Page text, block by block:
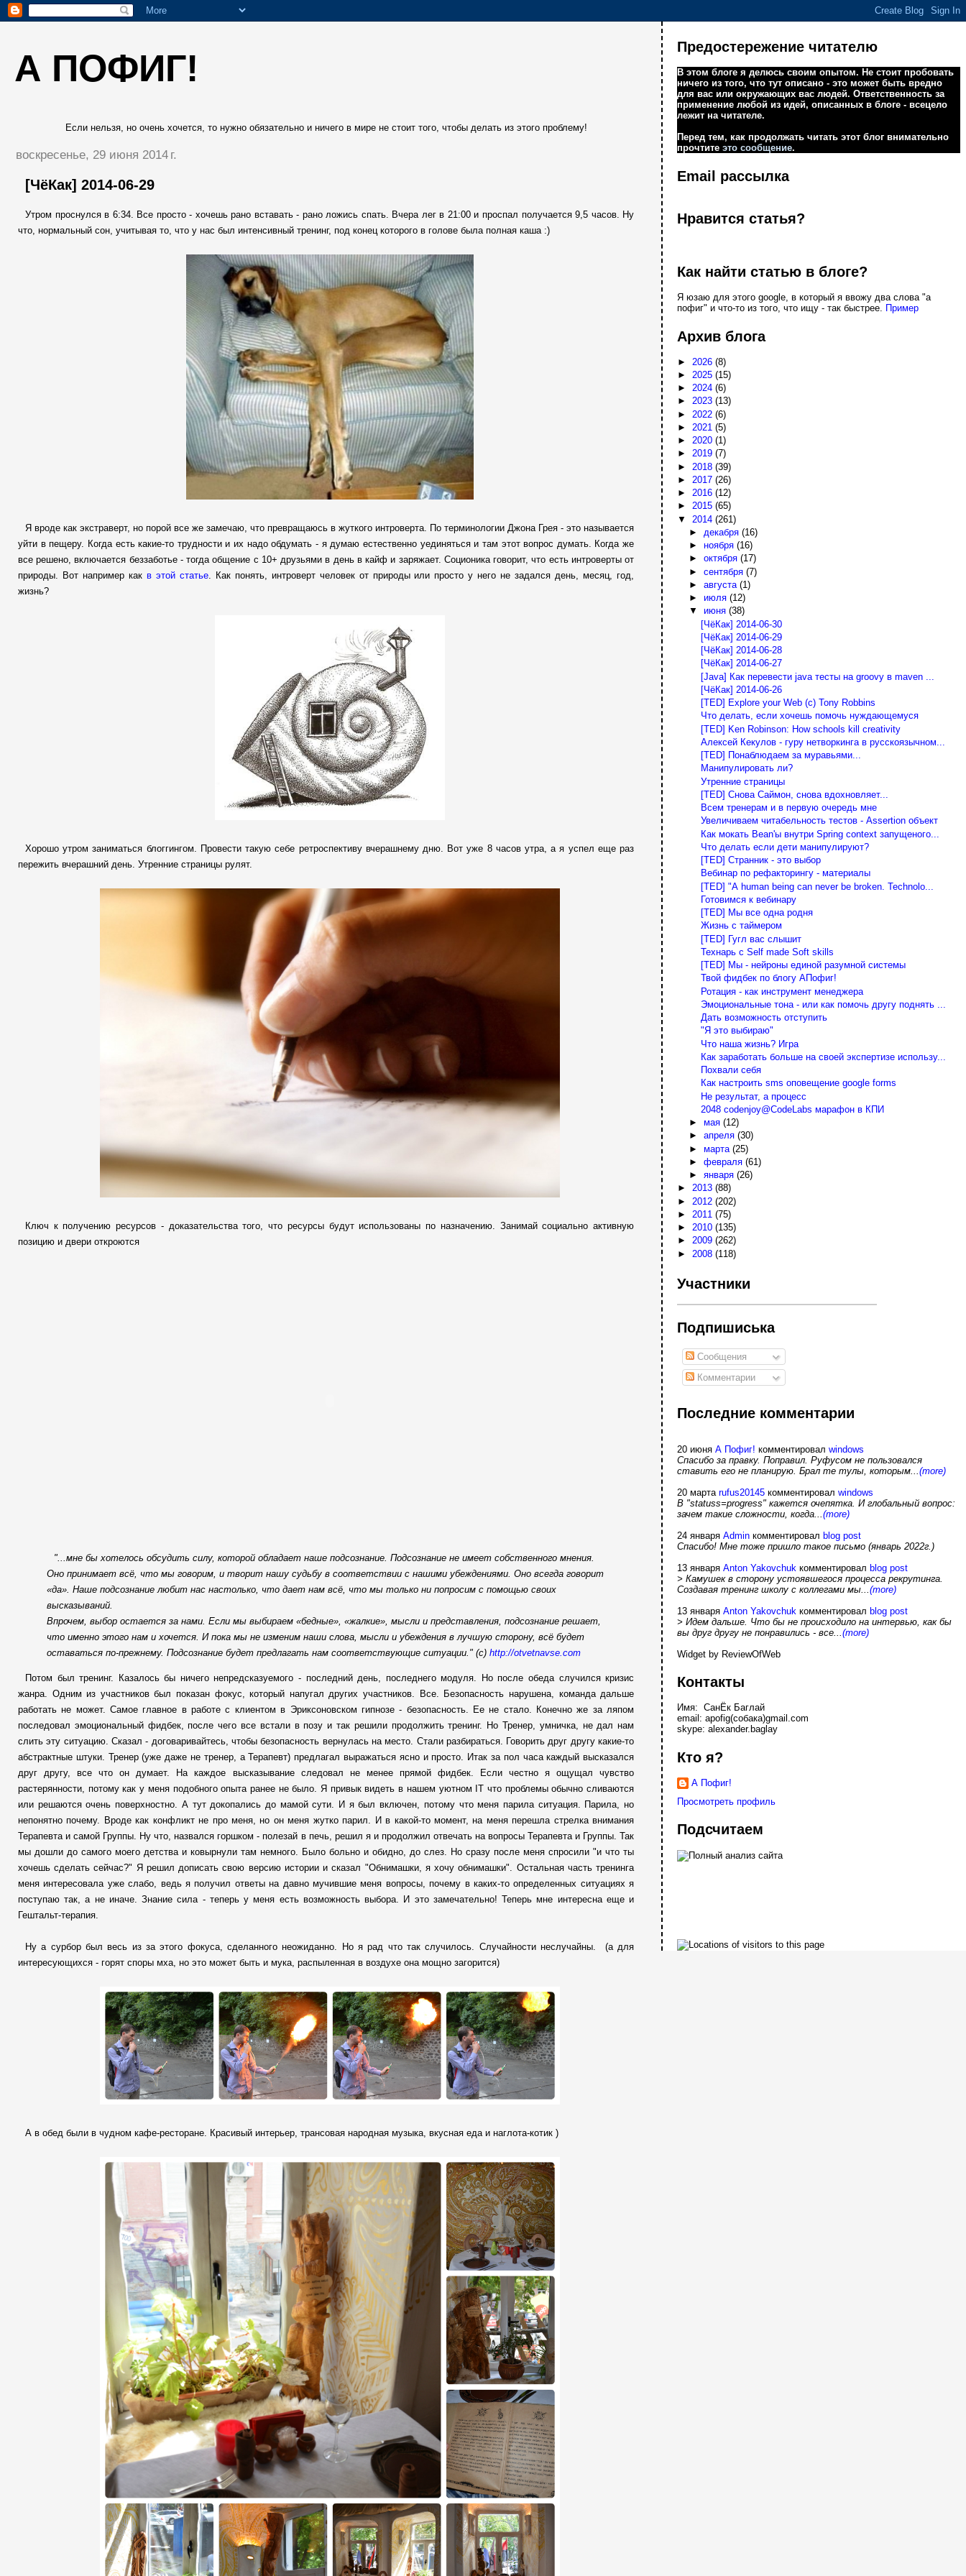
А ПОФИГ!
Если нельзя, но очень хочется, то нужно обязательно и ничего в мире не стоит того, чтобы делать из этого проблему!
воскресенье, 29 июня 2014 г.
[ЧёКак] 2014-06-29
Утром проснулся в 6:34. Все просто - хочешь рано вставать - рано ложись спать. Вчера лег в 21:00 и проспал получается 9,5 часов. Ну
что, нормальный сон, учитывая то, что у нас был интенсивный тренинг, под конец которого в голове была полная каша :)
Я вроде как экстраверт, но порой все же замечаю, что превращаюсь в жуткого интроверта. По терминологии Джона Грея - это называется
уйти в пещеру. Когда есть какие-то трудности и их надо обдумать - я думаю естественно уединяться и там этот вопрос думать. Когда же
все решено, включается беззаботье - тогда общение с 10+ друзьями в день в кайф и заряжает. Соционика говорит, что есть интроверты от
природы. Вот например как в этой статье. Как понять, интроверт человек от природы или просто у него не задался день, месяц, год,
жизнь?
Хорошо утром заниматься блоггингом. Провести такую себе ретроспективу вчерашнему дню. Вот уже 8 часов утра, а я успел еще раз
пережить вчерашний день. Утренние страницы рулят.
Ключ к получению ресурсов - доказательства того, что ресурсы будут использованы по назначению. Занимай социально активную
позицию и двери откроются
"...мне бы хотелось обсудить силу, которой обладает наше подсознание. Подсознание не имеет собственного мнения.
Оно принимает всё, что мы говорим, и творит нашу судьбу в соответствии с нашими убеждениями. Оно всегда говорит
«да». Наше подсознание любит нас настолько, что дает нам всё, что мы только ни попросим с помощью своих
высказываний.
Впрочем, выбор остается за нами. Если мы выбираем «бедные», «жалкие», мысли и представления, подсознание решает,
что именно этого нам и хочется. И пока мы не изменим наши слова, мысли и убеждения в лучшую сторону, всё будет
оставаться по-прежнему. Подсознание будет предлагать нам соответствующие ситуации." (с) http://otvetnavse.com
Потом был тренинг. Казалось бы ничего непредсказуемого - последний день, последнего модуля. Но после обеда случился кризис
жанра. Одним из участников был показан фокус, который напугал других участников. Все. Безопасность нарушена, команда дальше
работать не может. Самое главное в работе с клиентом в Эриксоновском гипнозе - безопасность. Ее не стало. Конечно же за ляпом
последовал эмоциональный фидбек, после чего все встали в позу и так решили продолжить тренинг. Но Тренер, умничка, не дал нам
слить эту ситуацию. Сказал - договаривайтесь, чтобы безопасность вернулась на место. Стали разбираться. Говорить друг другу какие-то
абстрактные штуки. Тренер (уже даже не тренер, а Терапевт) предлагал выражаться ясно и просто. Итак за пол часа каждый высказался
друг другу, все что он думает. На каждое высказывание следовал не менее прямой фидбек. Если честно я ощущал чувство
растерянности, потому как у меня подобного опыта ранее не было. Я привык видеть в нашем уютном IT что проблемы обычно сливаются
или решаются очень поверхностно. А тут докопались до мамой сути. И я был включен, потому что меня парила ситуация. Парила, но
непонятно почему. Вроде как конфликт не про меня, но он меня жутко парил. И в какой-то момент, на меня перешла стрелка внимания
Терапевта и самой Группы. Ну что, назвался горшком - полезай в печь, решил я и продолжил отвечать на вопросы Терапевта и Группы. Так
мы дошли до самого моего детства и ковырнули там немного. Было больно и обидно, до слез. Но сразу после меня спросили "и что ты
хочешь сделать сейчас?" Я решил дописать свою версию истории и сказал "Обнимашки, я хочу обнимашки". Остальная часть тренинга
меня интересовала уже слабо, ведь я получил ответы на давно мучившие меня вопросы, почему в каких-то определенных ситуациях я
поступаю так, а не иначе. Знание сила - теперь у меня есть возможность выбора. И это замечательно! Теперь мне интересна еще и
Гештальт-терапия.
Ну а сурбор был весь из за этого фокуса, сделанного неожиданно. Но я рад что так случилось. Случайности неслучайны. (а для
интересующихся - горят споры мха, но это может быть и мука, распыленная в воздухе она мощно загорится)
А в обед были в чудном кафе-ресторане. Красивый интерьер, трансовая народная музыка, вкусная еда и наглота-котик )
Предостережение читателю
В этом блоге я делюсь своим опытом. Не стоит пробовать
ничего из того, что тут описано - это может быть вредно
для вас или окружающих вас людей. Ответственность за
применение любой из идей, описанных в блоге - всецело
лежит на читателе.
Перед тем, как продолжать читать этот блог внимательно
прочтитеэто сообщение.
Email рассылка
Нравится статья?
Как найти статью в блоге?
Я юзаю для этого google, в который я ввожу два слова "а
пофиг" и что-то из того, что ищу - так быстрее. Пример
Архив блога
► 2026(8)
► 2025(15)
►2024(6)
►2023(13)
► 2022(6)
► 2021(5)
►2020(1)
►2019(7)
► 2018(39)
► 2017(26)
►2016(12)
►2015(65)
▼ 2014(261)
► декабря (16)
► ноября (16)
► октября (17)
► сентября (7)
► августа (1)
► июля (12)
▼ июня (38)
[ЧёКак] 2014-06-30
[ЧёКак] 2014-06-29
[ЧёКак] 2014-06-28
[ЧёКак] 2014-06-27
[Java] Как перевести java тесты на groovy в maven ...
[ЧёКак] 2014-06-26
[TED] Explore your Web (c) Tony Robbins
Что делать, если хочешь помочь нуждающемуся
[TED] Ken Robinson: How schools kill creativity
Алексей Кекулов - гуру нетворкинга в русскоязычном...
[TED] Понаблюдаем за муравьями...
Манипулировать ли?
Утренние страницы
[TED] Снова Саймон, снова вдохновляет...
Всем тренерам и в первую очередь мне
Увеличиваем читабельность тестов - Assertion объект
Как мокать Bean'ы внутри Spring context запущеного...
Что делать если дети манипулируют?
[TED] Странник - это выбор
Вебинар по рефакторингу - материалы
[TED] "А human being can never be broken. Technolo...
Готовимся к вебинару
[TED] Мы все одна родня
Жизнь с таймером
[TED] Гугл вас слышит
Технарь с Self made Soft skills
[TED] Мы - нейроны единой разумной системы
Твой фидбек по блогу АПофиг!
Ротация - как инструмент менеджера
Эмоциональные тона - или как помочь другу поднять ...
Дать возможность отступить
"Я это выбираю"
Что наша жизнь? Игра
Как заработать больше на своей экспертизе использу...
Похвали себя
Как настроить sms оповещение google forms
Не результат, а процесс
2048 codenjoy@CodeLabs марафон в КПИ
► мая (12)
► апреля (30)
► марта (25)
► февраля (61)
► января (26)
►2013(88)
► 2012(202)
► 2011(75)
►2010(135)
►2009(262)
► 2008(118)
Участники
Подпишиська
Сообщения
Комментарии
Последние комментарии
20 июняА Пофиг! комментировалwindows
Спасибо за правку. Поправил. Руфусом не пользовался
ставить его не планирую. Брал те тулы, которым...(more)
20 мартаrufus20145 комментировалwindows
В "statuss=progress" кажется очепятка. И глобальный вопрос:
зачем такие сложности, когда...(more)
24 январяAdmin комментировал blog post
Спасибо! Мне тоже пришло такое письмо (январь 2022г.)
13 январяAnton Yakovchuk комментировал blog post
> Камушек в сторону устоявшегося процесса рекрутинга.
Создавая тренинг школу с коллегами мы...(more)
13 январяAnton Yakovchuk комментировал blog post
> Идем дальше. Что бы не происходило на интервью, как бы
вы друг другу не понравились - все...(more)
Widget by ReviewOfWeb
Контакты
Имя: СанЁк Баглай
email: apofig(собака)gmail.com
skype: alexander.baglay
Кто я?
А Пофиг!
Просмотреть профиль
Подсчитаем